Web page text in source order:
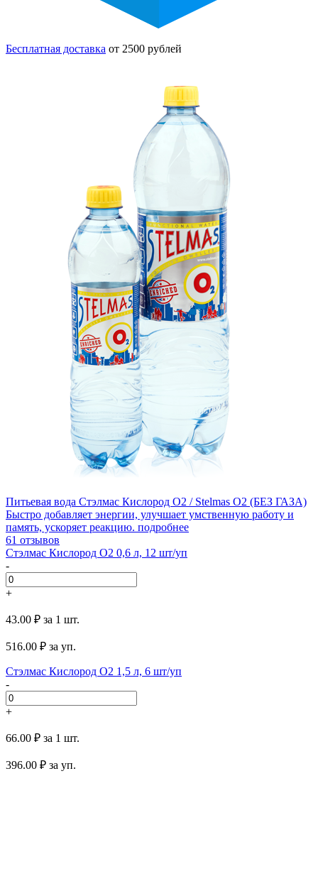
Бесплатная доставка от 2500 рублей
Питьевая вода Стэлмас Кислород О2 / Stelmas O2 (БЕЗ ГАЗА)
Быстро добавляет энергии, улучшает умственную работу и
память, ускоряет реакцию. подробнее
61 отзывов
Стэлмас Кислород О2 0,6 л, 12 шт/уп
-
+
43.00 ₽ за 1 шт.
516.00 ₽ за уп.
Стэлмас Кислород O2 1,5 л, 6 шт/уп
-
+
66.00 ₽ за 1 шт.
396.00 ₽ за уп.